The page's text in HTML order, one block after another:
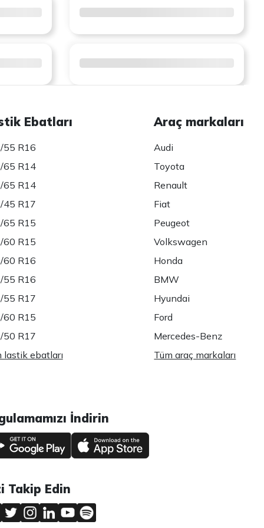
Ebatları
55 R16
65 R14
65 R14
45 R17
65 R15
60 R15
60 R16
55 R16
55 R17
60 R15
50 R17
lastik ebatları
Araç markaları
Audi
Toyota
Renault
Fiat
Peugeot
Volkswagen
Honda
BMW
Hyundai
Ford
Mercedes-Benz
Tüm araç markaları
İndirin
Takip Edin